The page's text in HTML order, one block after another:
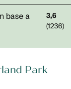
3,6
(1236)
Park